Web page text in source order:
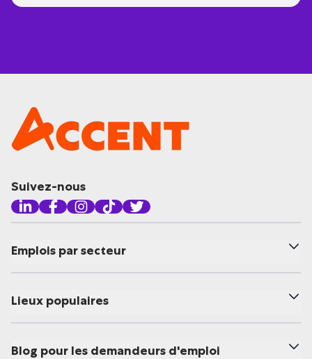
Suivez-nous
Emplois par secteur
Lieux populaires
Blog pour les demandeurs d'emploi